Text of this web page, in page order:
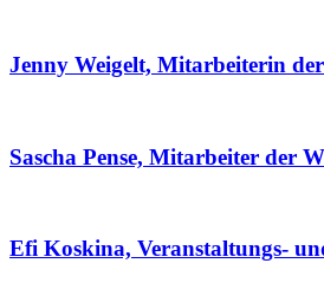
Jenny Weigelt, Mitarbeiterin
Sascha Pense, Mitarbeiter der
Efi Koskina, Veranstaltungs-